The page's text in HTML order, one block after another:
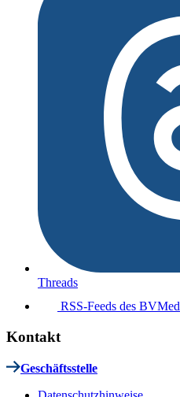
Threads
RSS-Feeds des BVMed
Kontakt
Geschäftsstelle